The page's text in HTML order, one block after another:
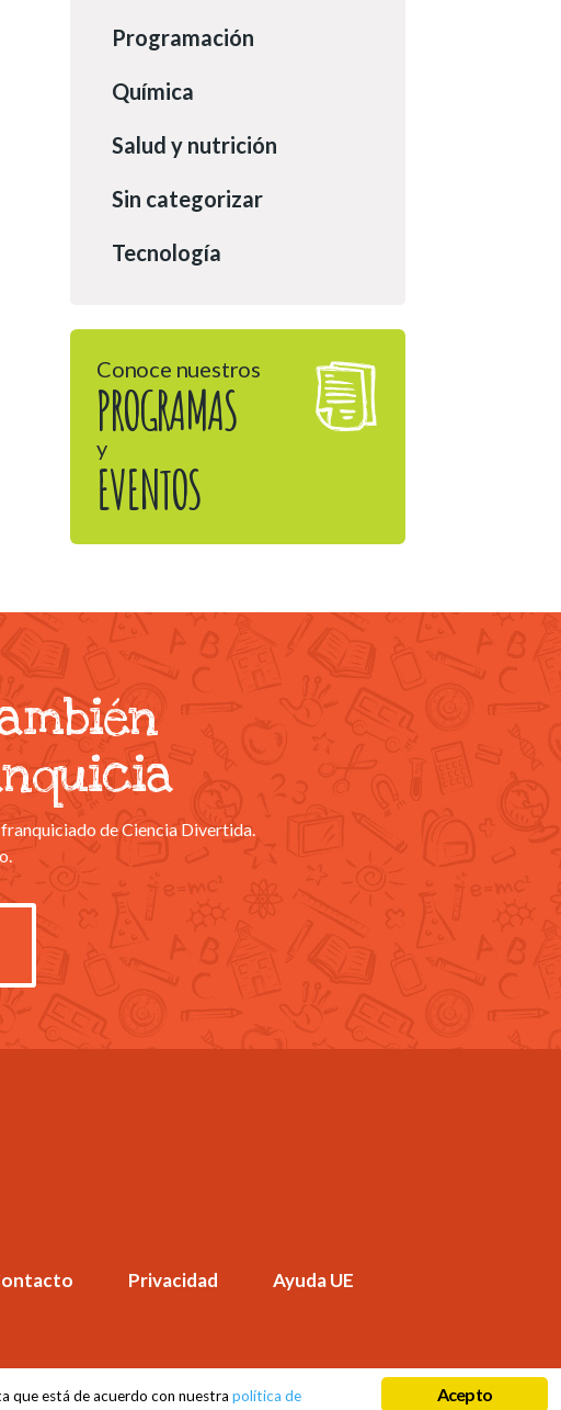
Programación
Química
Salud y nutrición
Sin categorizar
Tecnología
Conoce nuestros
PROGRAMAS
y
EVENTOS
de Ciencia Divertida.
Privacidad Ayuda UE
Acepto
que está de acuerdo con nuestra política de